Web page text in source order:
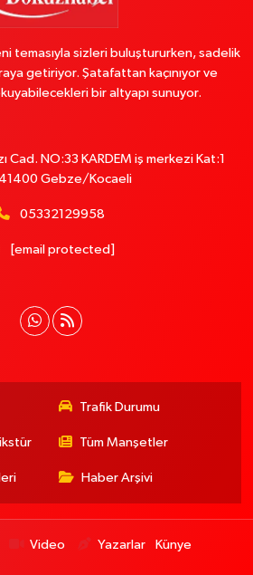
temasıyla sizleri buluştururken, sadelik
getiriyor. Şatafattan kaçınıyor ve
bir altyapı sunuyor.
Cad. NO:33 KARDEM iş merkezi Kat:1
Gebze/Kocaeli
05332129958
[email protected]
Trafik Durumu
Tüm Manşetler
Haber Arşivi
Video Yazarlar Künye